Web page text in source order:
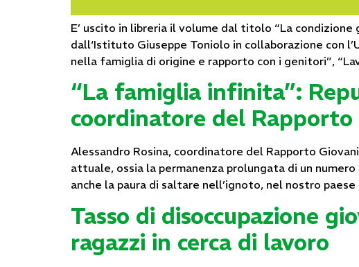
E’ uscito in libreria il volume dal titolo “La condizione
dall‘Istituto Giuseppe Toniolo in collaborazione con
nella famiglia di origine e rapporto con i genitori”,
“La famiglia infinita”:
coordinatore del Rapporto
Alessandro Rosina, coordinatore del Rapporto
attuale, ossia la permanenza prolungata di un
anche la paura di saltare nell’ignoto, nel nostro
Tasso di disoccupazione
ragazzi in cerca di lavoro